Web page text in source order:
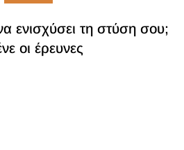
ενισχύσει τη στύση σου;
οι έρευνες